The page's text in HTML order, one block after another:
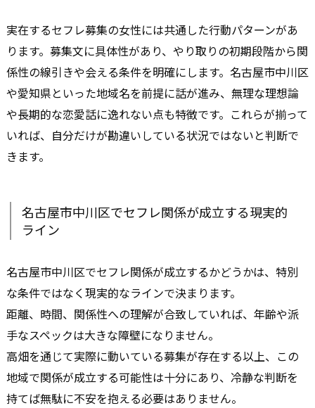
実在するセフレ募集の女性には共通した行動パターンがあ
ります。募集文に具体性があり、やり取りの初期段階から関
係性の線引きや会える条件を明確にします。名古屋市中川区
や愛知県といった地域名を前提に話が進み、無理な理想論
や長期的な恋愛話に逸れない点も特徴です。これらが揃って
いれば、自分だけが勘違いしている状況ではないと判断で
きます。
名古屋市中川区でセフレ関係が成立する現実的
ライン
名古屋市中川区でセフレ関係が成立するかどうかは、特別
な条件ではなく現実的なラインで決まります。
距離、時間、関係性への理解が合致していれば、年齢や派
手なスペックは大きな障壁になりません。
高畑を通じて実際に動いている募集が存在する以上、この
地域で関係が成立する可能性は十分にあり、冷静な判断を
持てば無駄に不安を抱える必要はありません。